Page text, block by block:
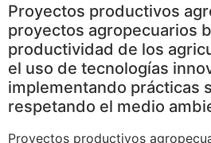
Proyectos productivos
proyectos agropecuarios
productividad de los
el uso de tecnologías
implementando prácticas
respetando el medio
Proyectos productivos